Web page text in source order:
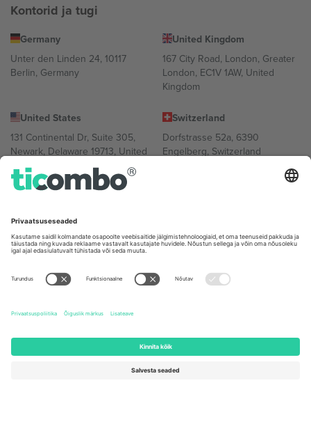
Kontorid ja tugi
Germany
Unter den Linden 24, 10117
Berlin, Germany
United Kingdom
167 City Road, London, Greater
London, EC1V 1AW, United
Kingdom
United States
131 Continental Dr, Suite 305,
Newark, Delaware 19713, United
States
Switzerland
Dorfstrasse 52a, 6390
Engelberg, Switzerland
Regus Sofia City West, bul
Bulgaria
United Arab Emirates
Mexico
Norte, Cuauhtémoc, 06700
Mexico
sündmusest ja/või domeenist. Detailide jaoks vaata konkreetse